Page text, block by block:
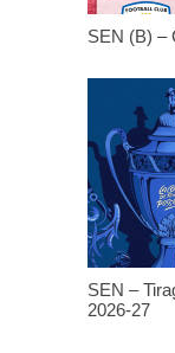
SEN (B) –
SEN –
2026-27